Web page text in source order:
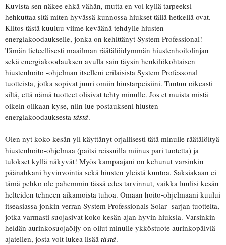
Kuvista sen näkee ehkä vähän, mutta en voi kyllä tarpeeksi
hehkuttaa sitä miten hyvässä kunnossa hiukset tällä hetkellä ovat.
Kiitos tästä kuuluu viime keväänä tehdylle hiusten
energiakoodaukselle, jonka on kehittänyt System Professional!
Tämän tieteellisesti maailman räätälöidymmän hiustenhoitolinjan
sekä energiakoodauksen avulla sain täysin henkilökohtaisen
hiustenhoito -ohjelman itselleni erilaisista System Professonal
tuotteista, jotka sopivat juuri omiin hiustarpeisiini. Tuntuu oikeasti
siltä, että nämä tuotteet olisivat tehty minulle. Jos et muista mistä
oikein olikaan kyse, niin lue postaukseni hiusten
energiakoodauksesta tästä.
Olen nyt koko kesän yli käyttänyt orjallisesti tätä minulle räätälöityä
hiustenhoito-ohjelmaa (paitsi reissuilla miinus pari tuotetta) ja
tulokset kyllä näkyvät! Myös kampaajani on kehunut varsinkin
päänahkani hyvinvointia sekä hiusten yleistä kuntoa. Saksiakaan ei
tämä pehko ole pahemmin tässä edes tarvinnut, vaikka luulisi kesän
helteiden tehneen aikamoista tuhoa. Omaan hoito-ohjelmaani kuului
itseasiassa jonkin verran System Professionals Solar -sarjan tuotteita,
jotka varmasti suojasivat koko kesän ajan hyvin hiuksia. Varsinkin
heidän aurinkosuojaöljy on ollut minulle ykköstuote aurinkopäiviä
ajatellen, josta voit lukea lisää tästä.